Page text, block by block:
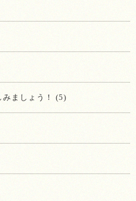
みましょう！ (5)